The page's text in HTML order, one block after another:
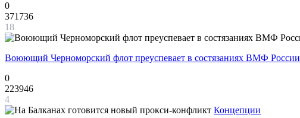
0
371736
18
Воюющий Черноморский флот преуспевает в состязаниях ВМФ России
0
223946
4
Концепции